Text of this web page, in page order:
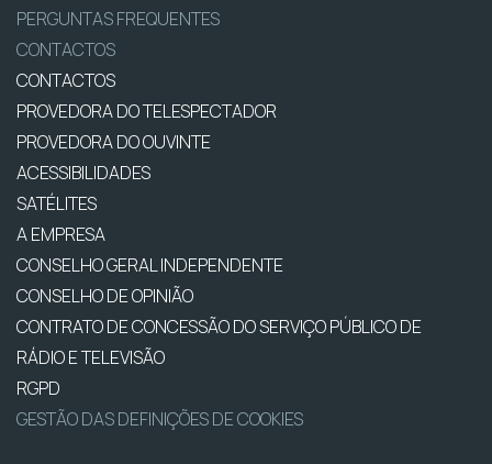
PERGUNTAS FREQUENTES
CONTACTOS
CONTACTOS
PROVEDORA DO TELESPECTADOR
PROVEDORA DO OUVINTE
ACESSIBILIDADES
SATÉLITES
A EMPRESA
CONSELHO GERAL INDEPENDENTE
CONSELHO DE OPINIÃO
CONTRATO DE CONCESSÃO DO SERVIÇO PÚBLICO DE
RÁDIO E TELEVISÃO
RGPD
GESTÃO DAS DEFINIÇÕES DE COOKIES